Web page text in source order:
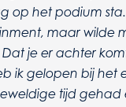
op het podium
maar wilde
je er achter
ik gelopen bij het
tijd gehad